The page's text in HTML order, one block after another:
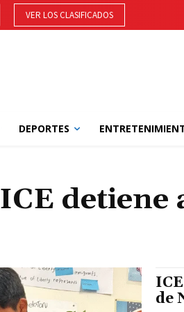
VER LOS CLASIFICADOS
DEPORTES
ICE detiene
de